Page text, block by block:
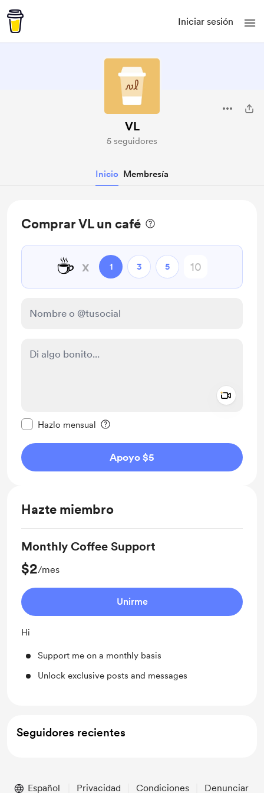
Iniciar sesión
VL
5 seguidores
Inicio Membresía
Comprar VL un café
☕ x 1 3 5
Hazlo mensual
Apoyo $5
Hazte miembro
Monthly Coffee Support
$2/mes
Unirme
Hi
Support me on a monthly basis
Unlock exclusive posts and messages
Seguidores recientes
Español Privacidad Condiciones Denunciar